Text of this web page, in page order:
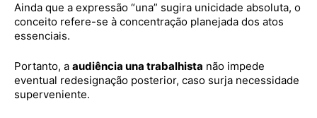
Ainda que a expressão “una” sugira unicidade absoluta, o
conceito refere-se à concentração planejada dos atos
essenciais.
Portanto, a audiência una trabalhista não impede
eventual redesignação posterior, caso surja necessidade
superveniente.